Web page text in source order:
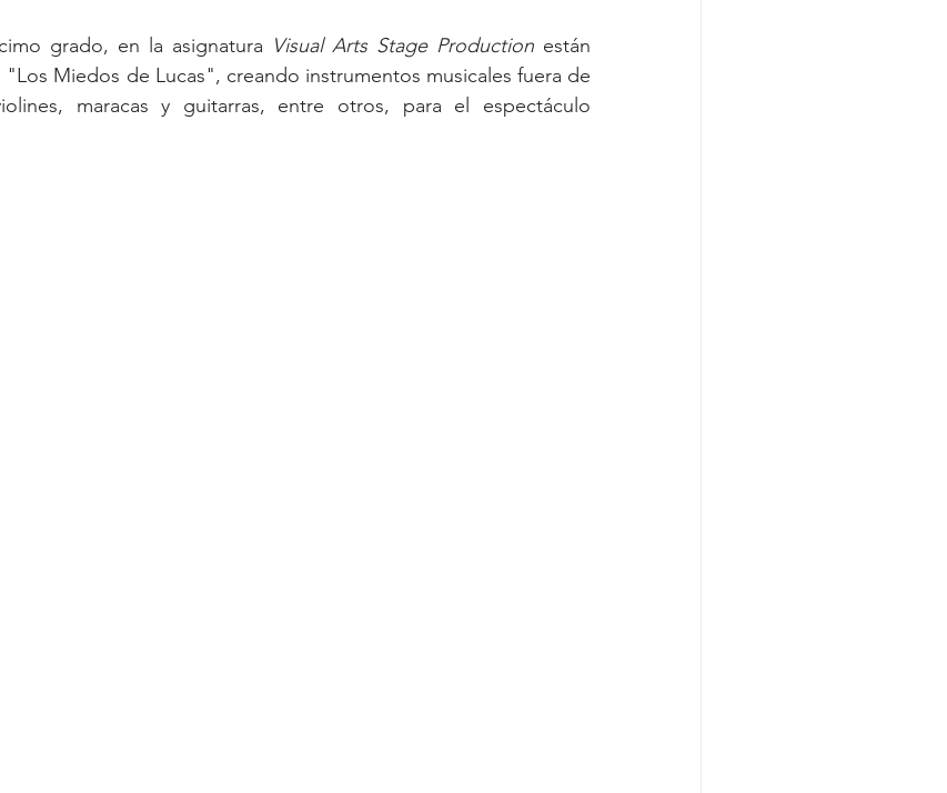
grado, en la asignatura Visual Arts Stage Production están
"Los Miedos de Lucas", creando instrumentos musicales fuera de
maracas y guitarras, entre otros, para el espectáculo